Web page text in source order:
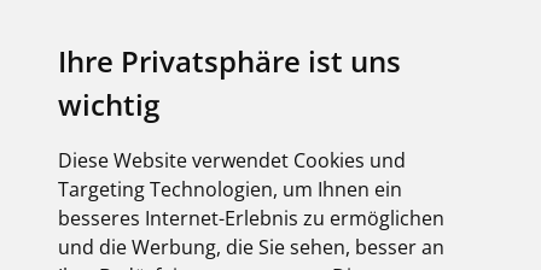
Ihre Privatsphäre ist uns
wichtig
Diese Website verwendet Cookies und
Targeting Technologien, um Ihnen ein
besseres Internet-Erlebnis zu ermöglichen
und die Werbung, die Sie sehen, besser an
1. GELTUNG
Soweit nicht anders ausdrücklich vereinbart, gelten die
nachstehenden „Allgemeinen Lieferbedingungen“ für alle Verträge
betreffend die Lieferung von Waren, sonstige damit
zusammenhängende Leistungen des Verkäufers im Geschäftsverkehr
mit Unternehmern, juristischen Personen des öffentlichen Rechts oder